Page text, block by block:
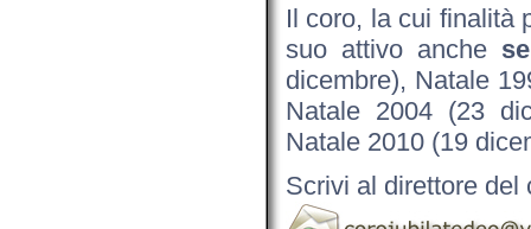
Il coro, la cui finalità
suo attivo anche
dicembre), Natale
Natale 2004 (23
Natale 2010 (19
Scrivi al direttore del